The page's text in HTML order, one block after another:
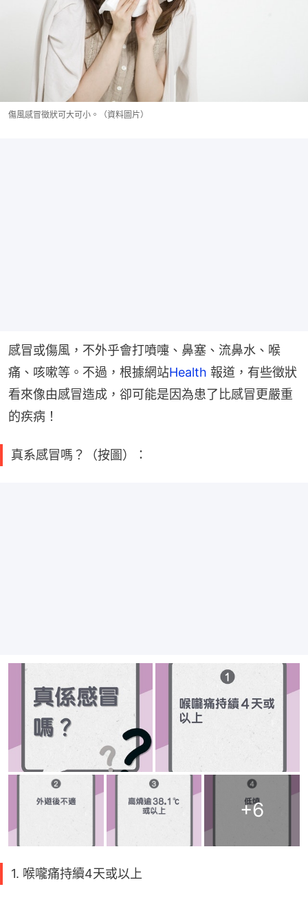
傷風感冒徵狀可大可小。（資料圖片）
感冒或傷風，不外乎會打噴嚏、鼻塞、流鼻水、喉
痛、咳嗽等。不過，根據網站Health 報道，有些徵狀
看來像由感冒造成，卻可能是因為患了比感冒更嚴重
的疾病！
真系感冒嗎？（按圖）：
+6
1. 喉嚨痛持續4天或以上